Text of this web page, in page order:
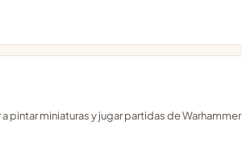
pintar miniaturas y jugar partidas de